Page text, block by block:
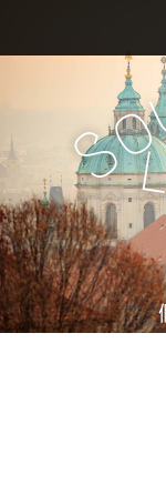
e
n
u
i
c
n
t
e
n
t
S